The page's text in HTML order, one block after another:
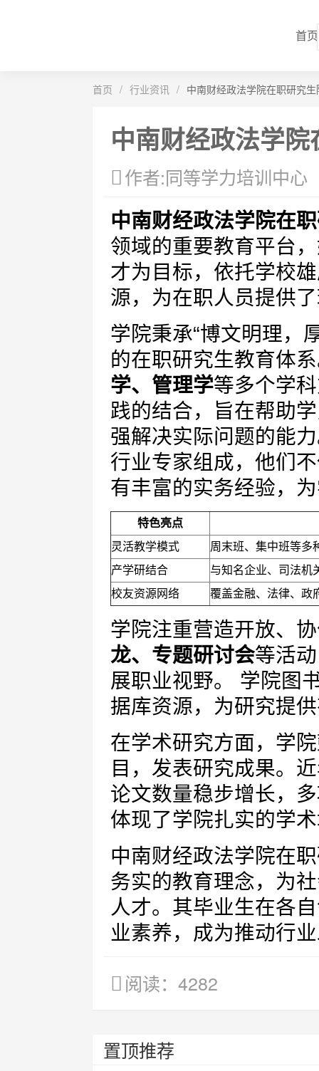
首页
首页 / 行业资讯 / 中南财经政法学院在职研究生
中南财经政法学
作者:同等学力培训中心
中南财经政法学院在
领域的重要教育平台
才为目标，依托学校
源，为在职人员提供
学院秉承“博文明理，
的在职研究生教育体
学、管理学等多个学
践的结合，旨在帮助
强解决实际问题的能
行业专家组成，他们
有丰富的实务经验，
特色亮点
灵活教学模式
周末班、集中班等多
产学研结合
与知名企业、司法机
校友资源网络
覆盖金融、法律、政
学院注重营造开放、
龙、专题研讨会等活
展职业视野。 学院图
据库资源，为研究提
在学术研究方面，学
目，发表研究成果。
论文数量稳步增长，
体现了学院扎实的学
中南财经政法学院在
务实的教育理念，为
人才。其毕业生在各
业素养，成为推动行
阅读：4282
置顶推荐